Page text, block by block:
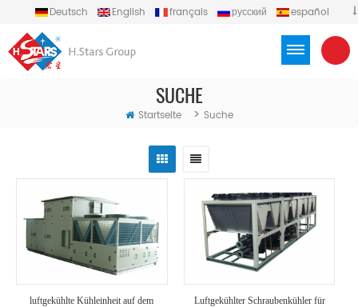
Deutsch English français русский
español
SUCHE
Startseite > Suche
luftgekühlte Kühleinheit auf dem
Luftgekühlter Schraubenkühler für